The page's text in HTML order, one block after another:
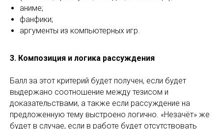
аниме;
фанфики;
аргументы из компьютерных игр.
3. Композиция и логика рассуждения
Балл за этот критерий будет получен, если будет
выдержано соотношение между тезисом и
доказательствами, а также если рассуждение на
предложенную тему выстроено логично. «Незачёт» же
будет в случае, если в работе будет отсутствовать